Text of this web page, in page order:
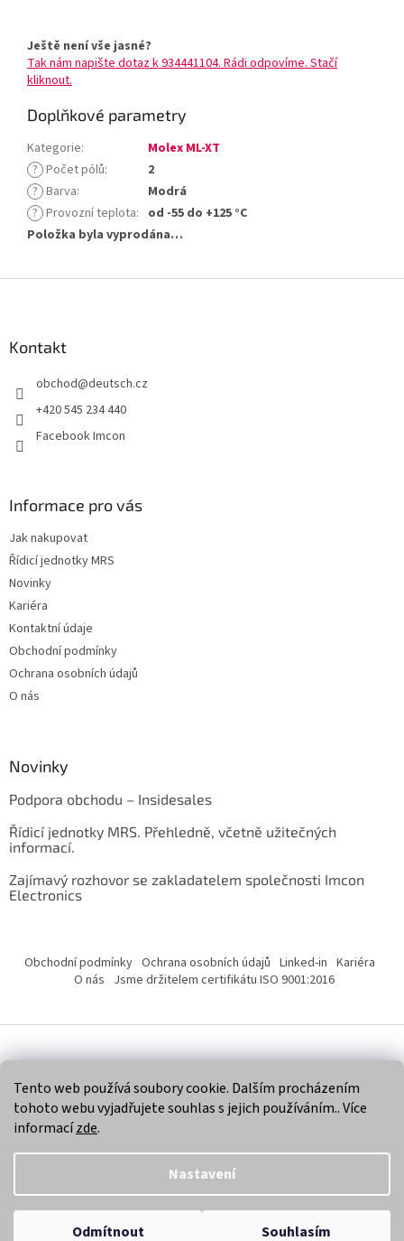
Tento web používá soubory cookie. Dalším procházením
tohoto webu vyjadřujete souhlas s jejich používáním.. Více
informacízde.
Nastavení
Odmítnout Souhlasím
Ještě není vše jasné?
Tak nám napište dotaz k 934441104. Rádi odpovíme. Stačí
kliknout.
Doplňkové parametry
Kategorie:
Molex ML-XT
? Počet pólů:
2
? Barva:
Modrá
? Provozní teplota: od -55 do +125 °C
Položka byla vyprodána…
Kontakt
obchod@deutsch.cz
+420 545 234 440
Facebook Imcon
Informace pro vás
Jak nakupovat
Řídicí jednotky MRS
Novinky
Kariéra
Kontaktní údaje
Obchodní podmínky
Ochrana osobních údajů
O nás
Novinky
Podpora obchodu – Insidesales
Řídicí jednotky MRS. Přehledně, včetně užitečných
informací.
Zajímavý rozhovor se zakladatelem společnosti Imcon
Electronics
Obchodní podmínky Ochrana osobních údajů Linked-in Kariéra
O nás Jsme držitelem certifikátu ISO 9001:2016
Copyright 2026